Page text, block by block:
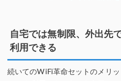
自宅では無制限、外出先
利用できる
続いてのWiFi革命セットのメリッ